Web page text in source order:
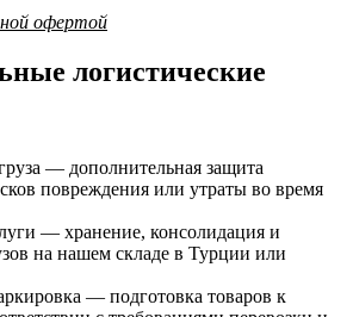
офертой
логистические
— дополнительная защита
повреждения или утраты во время
— хранение, консолидация и
на нашем складе в Турции или
— подготовка товаров к